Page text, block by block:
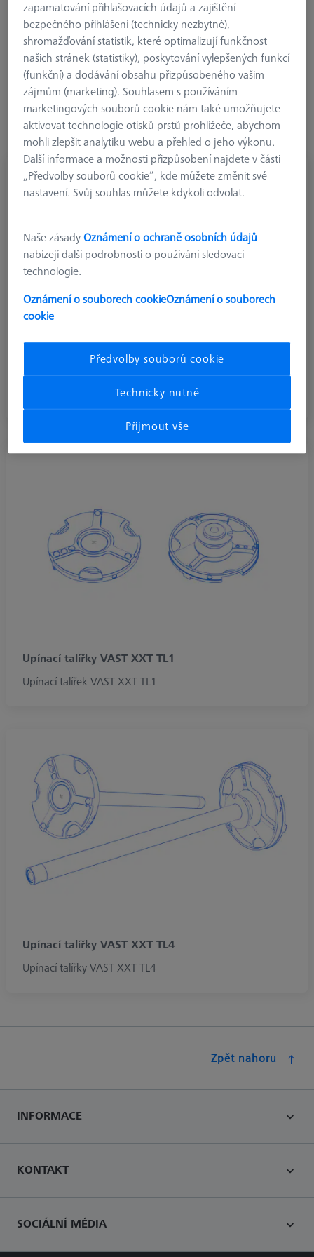
nabízí funkci skenování a zohledňuje odchylky tvaru
měřených prvků. Vybroušené kontaktní body upínacího
talířku XXT zajišťují stabilitu systému a zároveň vysokou míru
přesnosti. Pozlacené kontaktní body zlepšují elektrickou
vodivost, což zaručuje robustnější přenos dat. Od roku 2022
jsou upínací talířky VAST XXT vybaveny novým čipem, který
přináší podobné výhody jako měřicí senzor VAST, pokud jde o
zvýšení výkonu a integrované bezpečnostní prvky.
Upínací talířky VAST XXT TL3
Upínací talířky VAST XXT TL3
Upínací talířky VAST XXT TL1
Upínací talířek VAST XXT TL1
Upínací talířky VAST XXT TL4
Upínací talířky VAST XXT TL4
Zpět nahoru
INFORMACE
KONTAKT
SOCIÁLNÍ MÉDIA
zapamatování přihlašovacích údajů a zajištění
bezpečného přihlášení (technicky nezbytné),
shromažďování statistik, které optimalizují funkčnost
našich stránek (statistiky), poskytování vylepšených funkcí
(funkční) a dodávání obsahu přizpůsobeného vašim
zájmům (marketing). Souhlasem s používáním
marketingových souborů cookie nám také umožňujete
aktivovat technologie otisků prstů prohlížeče, abychom
mohli zlepšit analytiku webu a přehled o jeho výkonu.
Další informace a možnosti přizpůsobení najdete v části
„Předvolby souborů cookie“, kde můžete změnit své
nastavení. Svůj souhlas můžete kdykoli odvolat.
Naše zásadyOznámení o ochraně osobních údajů
nabízejí další podrobnosti o používání sledovací
technologie.
Oznámení o souborech cookieOznámení o souborech
cookie
Předvolby souborů cookie
Technicky nutné
Přijmout vše